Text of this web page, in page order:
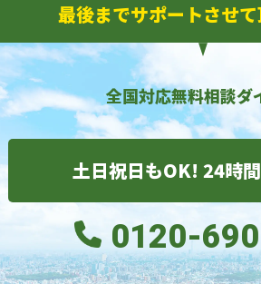
最後までサポートさせて
全国対応無料相談ダ
土日祝日もOK! 24時
0120-